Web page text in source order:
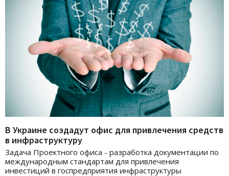
В Украине создадут офис для привлечения средств
в инфраструктуру
Задача Проектного офиса - разработка документации по
международным стандартам для привлечения
инвестиций в госпредприятия инфраструктуры